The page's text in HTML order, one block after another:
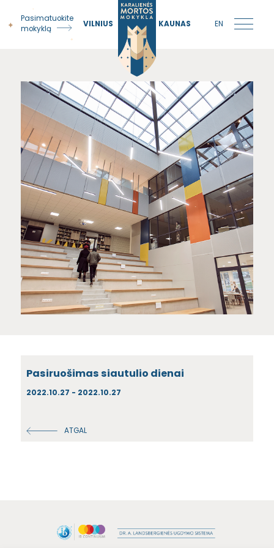
Pasimatuokite
mokyklą
VILNIUS KAUNAS EN
Pasiruošimas siautulio dienai
2022.10.27 - 2022.10.27
ATGAL